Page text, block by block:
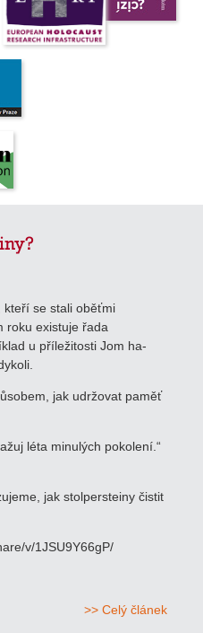
kteří se stali oběťmi
roku existuje řada
u příležitosti Jom ha-
jak udržovat paměť
léta minulých pokolení.“
jak stolpersteiny čistit
v/1JSU9Y66gP/
>> Celý článek